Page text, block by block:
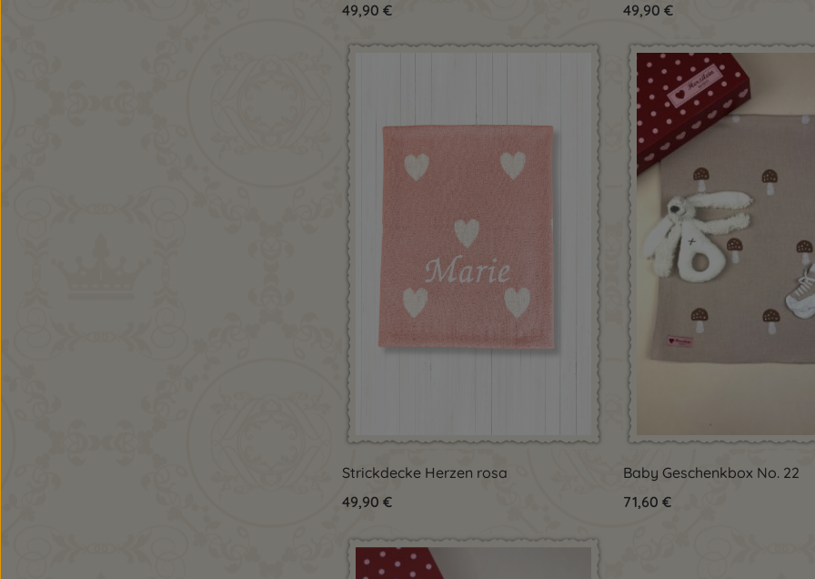
Regulärer Preis:
49,90 € Regulärer Preis:
49,90 €
Produkt Anzahl: Gib den gewünschten
Strickdecke Herzen rosa
Regulärer Preis:
49,90 €
Produkt Baby Geschenkbox No. 22
Regulärer Preis:
71,60 €